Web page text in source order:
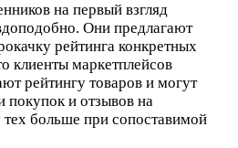
на первый взгляд
Они предлагают
рейтинга конкретных
клиенты маркетплейсов
рейтингу товаров и могут
покупок и отзывов на
больше при сопоставимой